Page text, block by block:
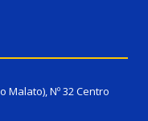
Malato), Nº 32 Centro